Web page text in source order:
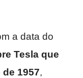
a data do
Tesla que
1957,